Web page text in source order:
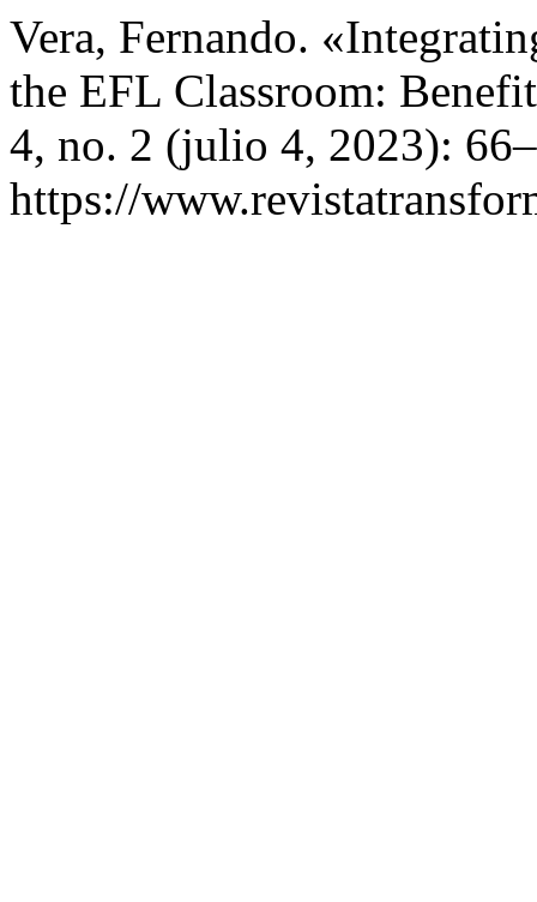
Vera, Fernando.
the EFL Classroom:
4, no. 2 (julio 4, 2023):
https://